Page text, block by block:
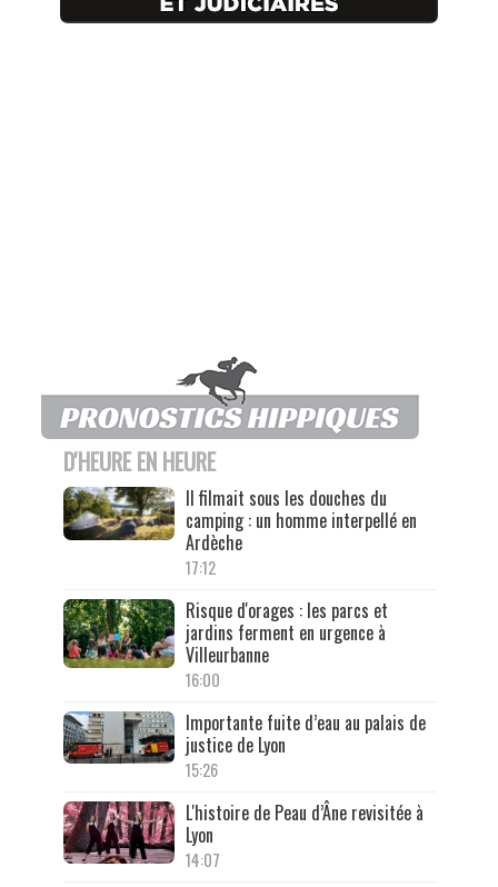
D'HEURE EN HEURE
Il filmait sous les douches du
camping : un homme interpellé en
Ardèche
17:12
Risque d'orages : les parcs et
jardins ferment en urgence à
Villeurbanne
16:00
Importante fuite d’eau au palais de
justice de Lyon
15:26
L'histoire de Peau d’Âne revisitée à
Lyon
14:07